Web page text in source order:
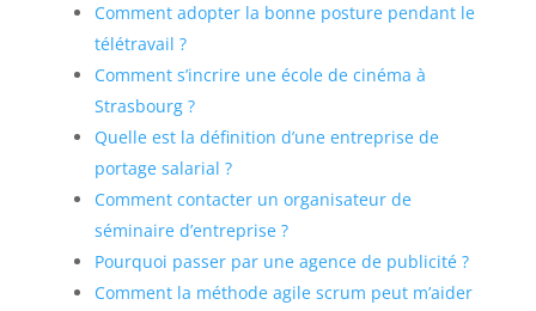
Comment adopter la bonne posture pendant le
télétravail ?
Comment s’incrire une école de cinéma à
Strasbourg ?
Quelle est la définition d’une entreprise de
portage salarial ?
Comment contacter un organisateur de
séminaire d’entreprise ?
Pourquoi passer par une agence de publicité ?
Comment la méthode agile scrum peut m’aider